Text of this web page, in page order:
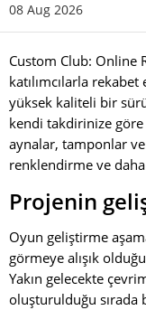
08 Aug 2026
Custom Club: Online
katılımcılarla
yüksek kaliteli bir
kendi takdirinize
aynalar, tamponlar
renklendirme ve daha
Projenin
Oyun geliştirme
görmeye alışık
Yakın gelecekte
oluşturulduğu sırada